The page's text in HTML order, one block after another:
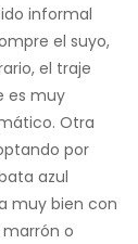
informal
el suyo,
el traje
es muy
Otra
por
azul
muy bien con
o